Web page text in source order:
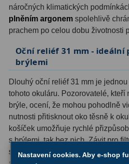
Azimutální AZ5
Paralaktické EQ 19
Fotografické montáže
Stativy a pilíře
Objímky10
Motory a pohony13
Upínací prvky13
náročných klimatických
plněním argonem spolehlivě
prachem po celou dobu životnosti
Oční reliéf 31 mm - ideální
brýlemi
Dlouhý oční reliéf 31 mm je
tohoto okuláru. Pozorovatelé, kteří
brýle, ocení, že mohou pohodlně
nutnosti přitisknout oko těsně k
košíček umožňuje rychlé
s brýlemi, tak bez nich. Závit pro
součástí, takže připojení
Nastavení cookies. Aby e-shop